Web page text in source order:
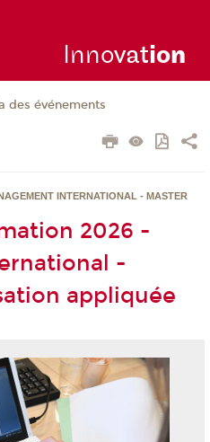
Innovation
des événements
INTERNATIONAL - MASTER
2026 -
-
appliquée